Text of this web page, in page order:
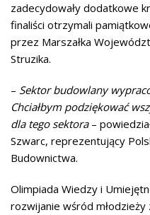
zadecydowały dodatkowe
finaliści otrzymali
przez Marszałka
Struzika.
– Sektor budowlany
Chciałbym podziękować
dla tego sektora–
Szwarc, reprezentujący
Budownictwa.
Olimpiada Wiedzy i
rozwijanie wśród